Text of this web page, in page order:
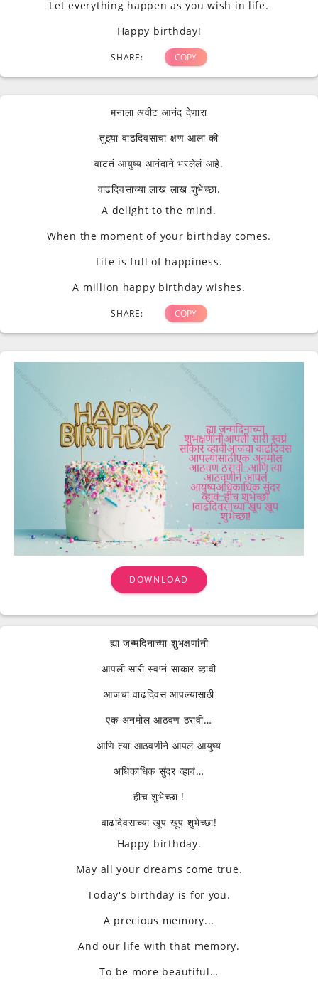
Let everything happen as you wish in life.
Happy birthday!
SHARE: COPY
मनाला अवीट आनंद देणारा
तुझ्या वाढदिवसाचा क्षण आला की
वाटतं आयुष्य आनंदाने भरलेलं आहे.
वाढदिवसाच्या लाख लाख शुभेच्छा.
A delight to the mind.
When the moment of your birthday comes.
Life is full of happiness.
A million happy birthday wishes.
SHARE: COPY
DOWNLOAD
ह्या जन्मदिनाच्या शुभक्षणांनी
आपली सारी स्वप्नं साकार व्हावी
आजचा वाढदिवस आपल्यासाठी
एक अनमोल आठवण ठरावी…
आणि त्या आठवणीने आपलं आयुष्य
अधिकाधिक सुंदर व्हावं…
हीच शुभेच्छा !
वाढदिवसाच्या खूप खूप शुभेच्छा!
Happy birthday.
May all your dreams come true.
Today's birthday is for you.
A precious memory...
And our life with that memory.
To be more beautiful…